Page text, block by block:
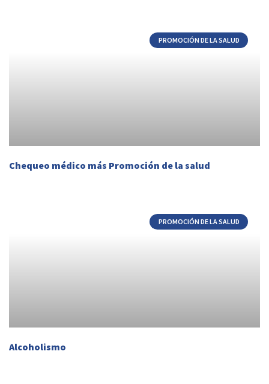
PROMOCIÓN DE LA SALUD
Chequeo médico más Promoción de la salud
PROMOCIÓN DE LA SALUD
Alcoholismo